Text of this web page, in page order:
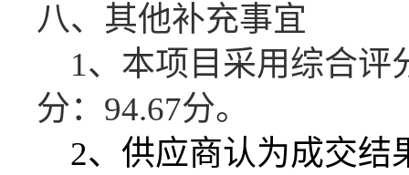
八、 其他补充事宜
1、 本项目采用综合评
分： 94.67分。
2、供应商认为成交结